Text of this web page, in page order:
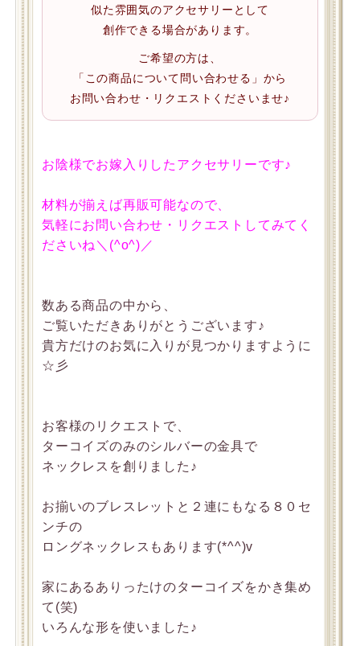
似た雰囲気のアクセサリーとして
創作できる場合があります。
ご希望の方は、
「この商品について問い合わせる」から
お問い合わせ・リクエストくださいませ♪
お陰様でお嫁入りしたアクセサリーです♪
材料が揃えば再販可能なので、
気軽にお問い合わせ・リクエストしてみてく
ださいね＼(^o^)／
数ある商品の中から、
ご覧いただきありがとうございます♪
貴方だけのお気に入りが見つかりますように
☆彡
お客様のリクエストで、
ターコイズのみのシルバーの金具で
ネックレスを創りました♪
お揃いのブレスレットと２連にもなる８０セ
ンチの
ロングネックレスもあります(*^^)v
家にあるありったけのターコイズをかき集め
て(笑)
いろんな形を使いました♪